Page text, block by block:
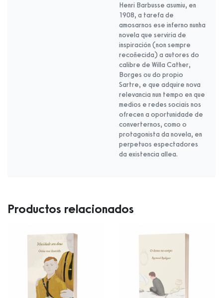
Henri Barbusse asumiu, en
1908, a tarefa de
amosarnos ese inferno nunha
novela que serviría de
inspiración (non sempre
recoñecida) a autores do
calibre de Willa Cather,
Borges ou do propio
Sartre, e que adquire nova
relevancia nun tempo en que
medios e redes sociais nos
ofrecen a oportunidade de
converternos, como o
protagonista da novela, en
perpetuos espectadores
da existencia allea.
Productos relacionados